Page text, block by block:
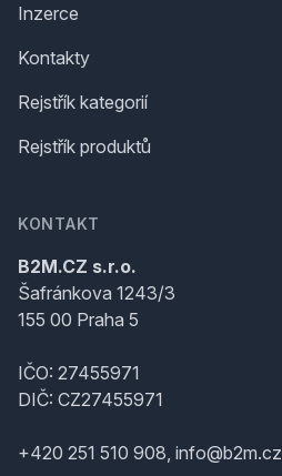
Inzerce
Kontakty
Rejstřík kategorií
Rejstřík produktů
KONTAKT
B2M.CZ s.r.o.
Šafránkova 1243/3
155 00 Praha 5
IČO: 27455971
DIČ: CZ27455971
+420 251 510 908, info@b2m.cz